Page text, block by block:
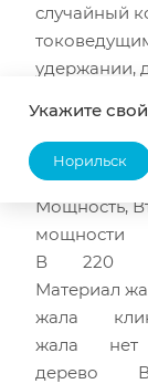
случайный
удержании,
процессе
ручк.
В 220
жала
жала нет
дерево
Укажите
Норильск